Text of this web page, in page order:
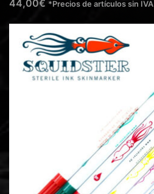
44,00€ *Precios de artículos sin IVA